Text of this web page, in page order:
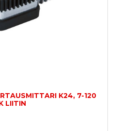
K24, 7-120
LIITIN